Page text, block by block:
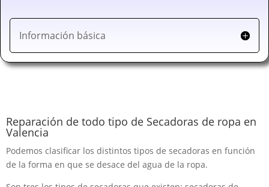
Información básica
Reparación de todo tipo de Secadoras de ropa en
Valencia
Podemos clasificar los distintos tipos de secadoras en función
de la forma en que se desace del agua de la ropa.